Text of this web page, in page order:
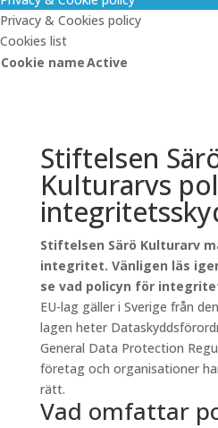
Privacy & Cookies policy
Cookies list
Cookie nameActive
Stiftelsen
Kulturarvs
Stiftelsen Särö Kulturarv
integritet. Vänligen läs
se vad policyn för
EU-lag gäller i Sverige från
lagen heter
General Data Protection
företag och organisationer
rätt.
Vad omfattar